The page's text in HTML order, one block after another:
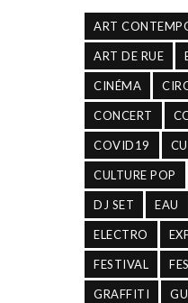
ART
ART DE RUE
CINÉMA
CONCERT
COVID19
CULTURE POP
DJ SET EAU
ELECTRO
FESTIVAL
GRAFFITI